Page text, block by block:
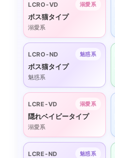
LCRO-VD 溺愛系
ボス猫タイプ
溺愛系
LCRO-ND 魅惑系
ボス猫タイプ
魅惑系
LCRE-VD 溺愛系
隠れベイビータイプ
溺愛系
LCRE-ND 魅惑系